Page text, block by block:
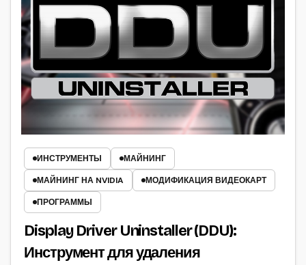
ИНСТРУМЕНТЫ
МАЙНИНГ
МАЙНИНГ НА NVIDIA
МОДИФИКАЦИЯ ВИДЕОКАРТ
ПРОГРАММЫ
Display Driver Uninstaller (DDU):
Инструмент для удаления